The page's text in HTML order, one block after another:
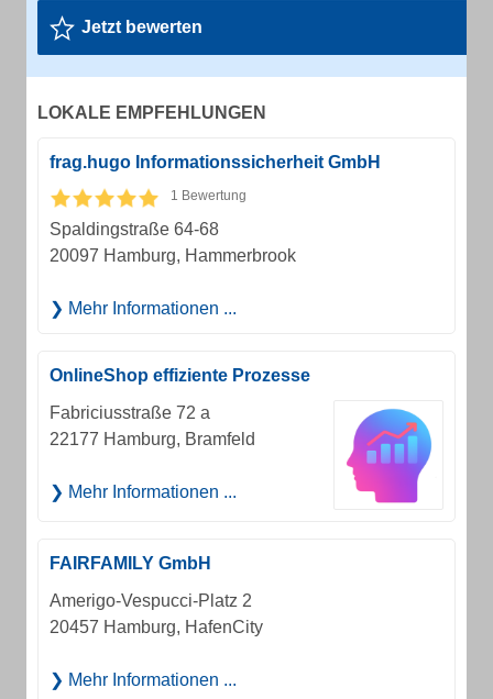
Jetzt bewerten
LOKALE EMPFEHLUNGEN
frag.hugo Informationssicherheit GmbH
1 Bewertung
Spaldingstraße 64-68
20097 Hamburg, Hammerbrook
Mehr Informationen ...
OnlineShop effiziente Prozesse
Fabriciusstraße 72 a
22177 Hamburg, Bramfeld
Mehr Informationen ...
FAIRFAMILY GmbH
Amerigo-Vespucci-Platz 2
20457 Hamburg, HafenCity
Mehr Informationen ...